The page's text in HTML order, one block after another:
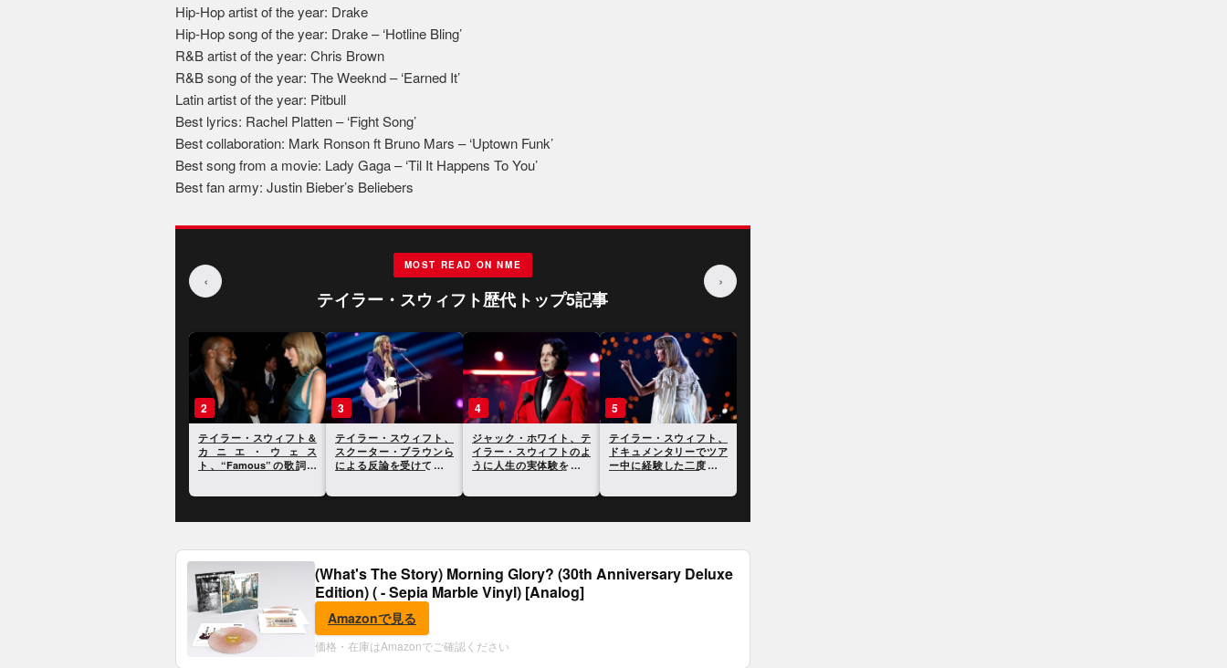
Hip-Hop artist of the year: Drake
Hip-Hop song of the year: Drake – ‘Hotline Bling’
R&B artist of the year: Chris Brown
R&B song of the year: The Weeknd – ‘Earned It’
Latin artist of the year: Pitbull
Best lyrics: Rachel Platten – ‘Fight Song’
Best collaboration: Mark Ronson ft Bruno Mars – ‘Uptown Funk’
Best song from a movie: Lady Gaga – ‘Til It Happens To You’
Best fan army: Justin Bieber’s Beliebers
‹
MOST READ ON NME
テイラー・スウィフト歴代トップ5記事
›
2
テイラー・スウィフト＆
カニエ・ウェス
ト、“Famous”の歌詞を
3
テイラー・スウィフト、
スクーター・ブラウンら
による反論を受けてさら
4
ジャック・ホワイト、テ
イラー・スウィフトのよ
うに人生の実体験を歌詞
5
テイラー・スウィフト、
ドキュメンタリーでツア
ー中に経験した二度の破
(What's The Story) Morning Glory? (30th Anniversary Deluxe
Edition) ( - Sepia Marble Vinyl) [Analog]
Amazonで見る
価格・在庫はAmazonでご確認ください